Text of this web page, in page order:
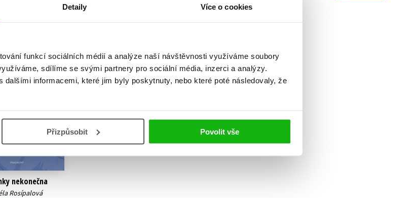
Detaily Více o cookies
funkcí sociálních médií a analýze naší návštěvnosti využíváme soubory
sdílíme se svými partnery pro sociální média, inzerci a analýzy.
dalšími informacemi, které jim byly poskytnuty, nebo které poté následovaly, že
Přizpůsobit Povolit vše
nekonečna
Rosípalová